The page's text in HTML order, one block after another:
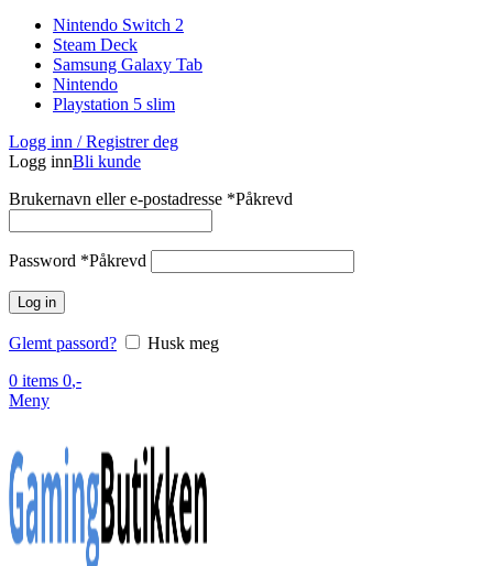
Nintendo Switch 2
Steam Deck
Samsung Galaxy Tab
Nintendo
Playstation 5 slim
Logg inn / Registrer deg
Logg innBli kunde
Brukernavn eller e-postadresse *Påkrevd
Password *Påkrevd
Log in
Glemt passord?
Husk meg
0 items 0,-
Meny